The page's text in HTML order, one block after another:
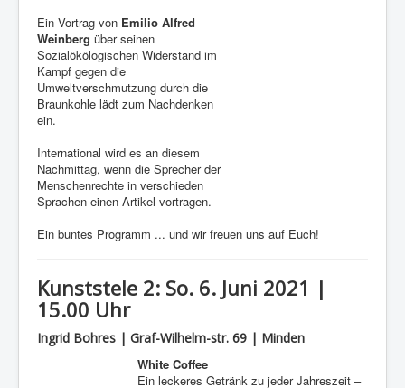
Ein Vortrag von Emilio Alfred
Weinberg über seinen
Sozialökölogischen Widerstand im
Kampf gegen die
Umweltverschmutzung durch die
Braunkohle lädt zum Nachdenken
ein.
International wird es an diesem
Nachmittag, wenn die Sprecher der
Menschenrechte in verschieden
Sprachen einen Artikel vortragen.
Ein buntes Programm ... und wir freuen uns auf Euch!
Kunststele 2: So. 6. Juni 2021 |
15.00 Uhr
Ingrid Bohres | Graf-Wilhelm-str. 69 | Minden
White Coffee
Ein leckeres Getränk zu jeder Jahreszeit –